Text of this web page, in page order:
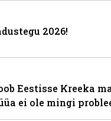
2026!
Eestisse Kreeka
ei ole mingi